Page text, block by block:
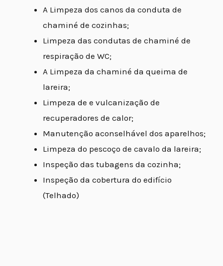
A Limpeza dos canos da conduta de
chaminé de cozinhas;
Limpeza das condutas de chaminé de
respiração de WC;
A Limpeza da chaminé da queima de
lareira;
Limpeza de e vulcanização de
recuperadores de calor;
Manutenção aconselhável dos aparelhos;
Limpeza do pescoço de cavalo da lareira;
Inspeção das tubagens da cozinha;
Inspeção da cobertura do edifício
(Telhado)